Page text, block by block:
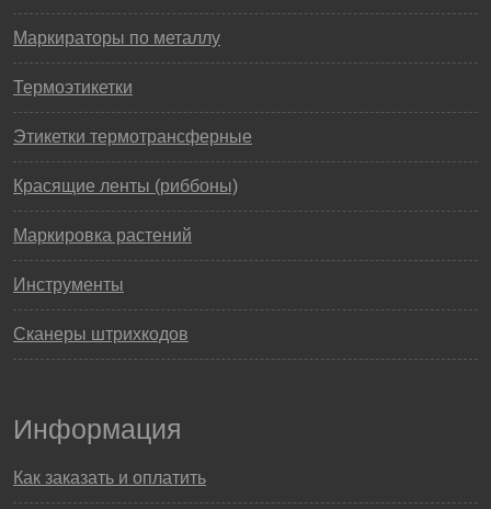
Маркираторы по металлу
Термоэтикетки
Этикетки термотрансферные
Красящие ленты (риббоны)
Маркировка растений
Инструменты
Сканеры штрихкодов
Информация
Как заказать и оплатить